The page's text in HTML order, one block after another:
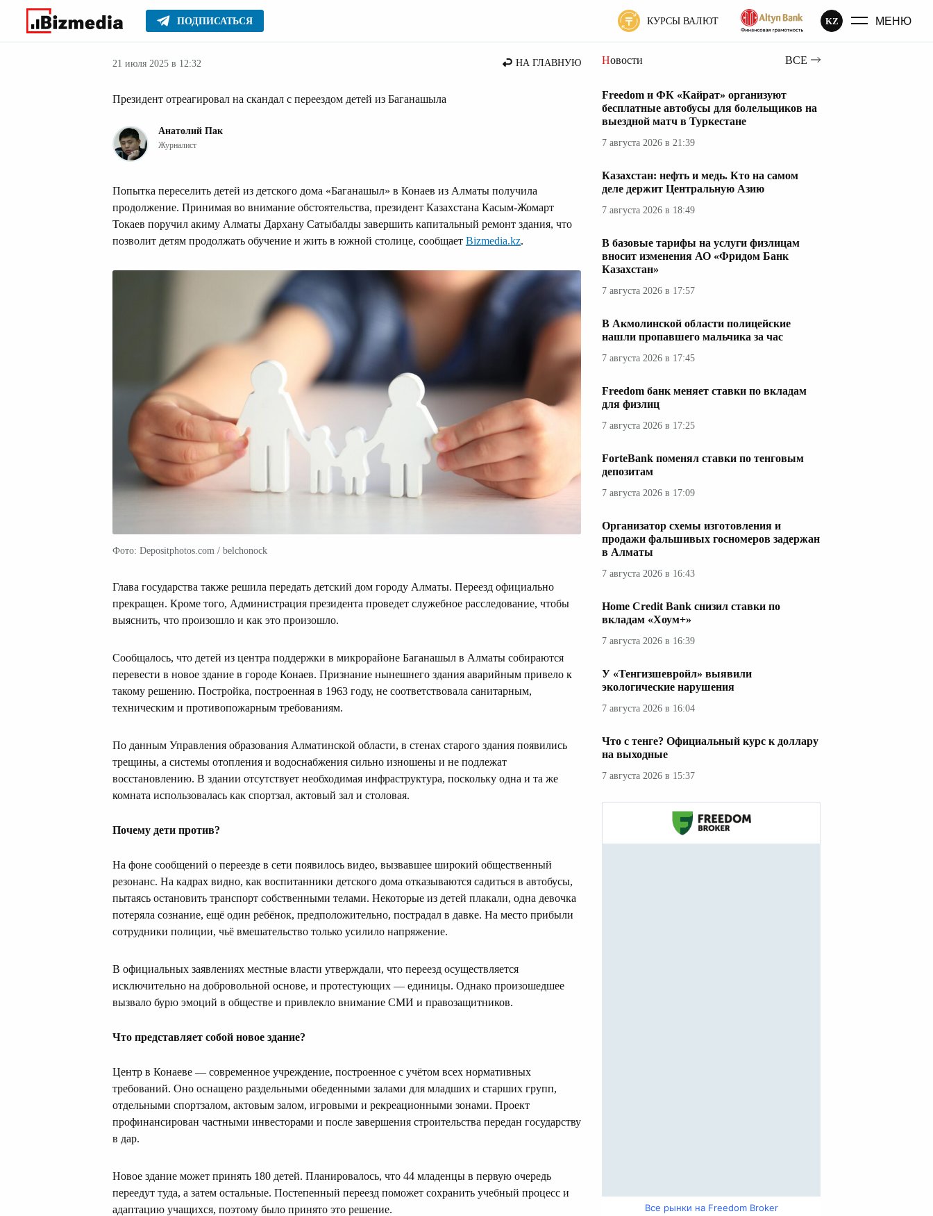
ПОДПИСАТЬСЯ КУРСЫ ВАЛЮТ KZ МЕНЮ
Главное Новости Новости Казахстана
21 июля 2025 в 12:32 НА ГЛАВНУЮ
Президент отреагировал на скандал с переездом детей из Баганашыла
Анатолий Пак
Журналист
Попытка переселить детей из детского дома «Баганашыл» в Конаев из Алматы получила
продолжение. Принимая во внимание обстоятельства, президент Казахстана Касым-Жомарт
Токаев поручил акиму Алматы Дархану Сатыбалды завершить капитальный ремонт здания, что
позволит детям продолжать обучение и жить в южной столице, сообщает Bizmedia.kz.
Фото: Depositphotos.com / belchonock
Глава государства также решила передать детский дом городу Алматы. Переезд официально
прекращен. Кроме того, Администрация президента проведет служебное расследование, чтобы
выяснить, что произошло и как это произошло.
Сообщалось, что детей из центра поддержки в микрорайоне Баганашыл в Алматы собираются
перевести в новое здание в городе Конаев. Признание нынешнего здания аварийным привело к
такому решению. Постройка, построенная в 1963 году, не соответствовала санитарным,
техническим и противопожарным требованиям.
По данным Управления образования Алматинской области, в стенах старого здания появились
трещины, а системы отопления и водоснабжения сильно изношены и не подлежат
восстановлению. В здании отсутствует необходимая инфраструктура, поскольку одна и та же
комната использовалась как спортзал, актовый зал и столовая.
Почему дети против?
На фоне сообщений о переезде в сети появилось видео, вызвавшее широкий общественный
резонанс. На кадрах видно, как воспитанники детского дома отказываются садиться в автобусы,
пытаясь остановить транспорт собственными телами. Некоторые из детей плакали, одна девочка
потеряла сознание, ещё один ребёнок, предположительно, пострадал в давке. На место прибыли
сотрудники полиции, чьё вмешательство только усилило напряжение.
В официальных заявлениях местные власти утверждали, что переезд осуществляется
исключительно на добровольной основе, и протестующих — единицы. Однако произошедшее
вызвало бурю эмоций в обществе и привлекло внимание СМИ и правозащитников.
Что представляет собой новое здание?
Центр в Конаеве — современное учреждение, построенное с учётом всех нормативных
требований. Оно оснащено раздельными обеденными залами для младших и старших групп,
отдельными спортзалом, актовым залом, игровыми и рекреационными зонами. Проект
профинансирован частными инвесторами и после завершения строительства передан государству
в дар.
Новое здание может принять 180 детей. Планировалось, что 44 младенцы в первую очередь
переедут туда, а затем остальные. Постепенный переезд поможет сохранить учебный процесс и
адаптацию учащихся, поэтому было принято это решение.
Новости ВСЕ
Freedom и ФК «Кайрат» организуют
бесплатные автобусы для болельщиков на
выездной матч в Туркестане
7 августа 2026 в 21:39
Казахстан: нефть и медь. Кто на самом
деле держит Центральную Азию
7 августа 2026 в 18:49
В базовые тарифы на услуги физлицам
вносит изменения АО «Фридом Банк
Казахстан»
7 августа 2026 в 17:57
В Акмолинской области полицейские
нашли пропавшего мальчика за час
7 августа 2026 в 17:45
Freedom банк меняет ставки по вкладам
для физлиц
7 августа 2026 в 17:25
ForteBank поменял ставки по тенговым
депозитам
7 августа 2026 в 17:09
Организатор схемы изготовления и
продажи фальшивых госномеров задержан
в Алматы
7 августа 2026 в 16:43
Home Credit Bank снизил ставки по
вкладам «Хоум+»
7 августа 2026 в 16:39
У «Тенгизшевройл» выявили
экологические нарушения
7 августа 2026 в 16:04
Что с тенге? Официальный курс к доллару
на выходные
7 августа 2026 в 15:37
Все рынки на Freedom Broker